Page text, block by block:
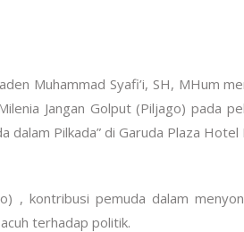
Muhammad Syafi’i, SH, MHum
Jangan Golput (Piljago) pada
dalam Pilkada” di Garuda Plaza
, kontribusi pemuda dalam
terhadap politik.